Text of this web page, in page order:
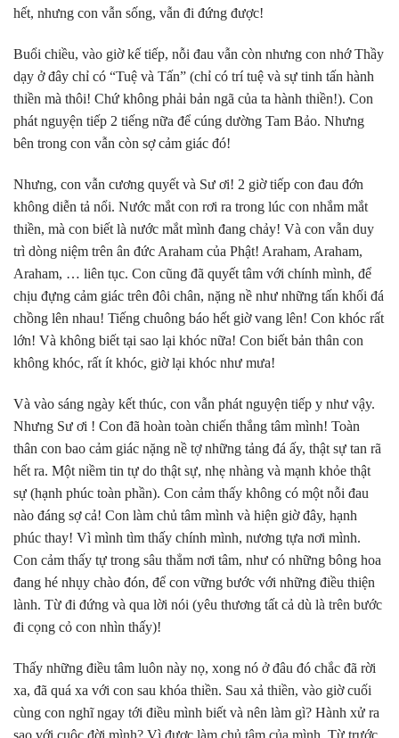
hết, nhưng con vẫn sống, vẫn đi đứng được!
Buổi chiều, vào giờ kế tiếp, nỗi đau vẫn còn nhưng con nhớ Thầy
dạy ở đây chỉ có “Tuệ và Tấn” (chỉ có trí tuệ và sự tinh tấn hành
thiền mà thôi! Chứ không phải bản ngã của ta hành thiền!). Con
phát nguyện tiếp 2 tiếng nữa để cúng dường Tam Bảo. Nhưng
bên trong con vẫn còn sợ cảm giác đó!
Nhưng, con vẫn cương quyết và Sư ơi! 2 giờ tiếp con đau đớn
không diễn tả nổi. Nước mắt con rơi ra trong lúc con nhắm mắt
thiền, mà con biết là nước mắt mình đang chảy! Và con vẫn duy
trì dòng niệm trên ân đức Araham của Phật! Araham, Araham,
Araham, … liên tục. Con cũng đã quyết tâm với chính mình, để
chịu đựng cảm giác trên đôi chân, nặng nề như những tấn khối đá
chồng lên nhau! Tiếng chuông báo hết giờ vang lên! Con khóc rất
lớn! Và không biết tại sao lại khóc nữa! Con biết bản thân con
không khóc, rất ít khóc, giờ lại khóc như mưa!
Và vào sáng ngày kết thúc, con vẫn phát nguyện tiếp y như vậy.
Nhưng Sư ơi ! Con đã hoàn toàn chiến thắng tâm mình! Toàn
thân con bao cảm giác nặng nề tợ những tảng đá ấy, thật sự tan rã
hết ra. Một niềm tin tự do thật sự, nhẹ nhàng và mạnh khỏe thật
sự (hạnh phúc toàn phần). Con cảm thấy không có một nỗi đau
nào đáng sợ cả! Con làm chủ tâm mình và hiện giờ đây, hạnh
phúc thay! Vì mình tìm thấy chính mình, nương tựa nơi mình.
Con cảm thấy tự trong sâu thẳm nơi tâm, như có những bông hoa
đang hé nhụy chào đón, để con vững bước với những điều thiện
lành. Từ đi đứng và qua lời nói (yêu thương tất cả dù là trên bước
đi cọng cỏ con nhìn thấy)!
Thấy những điều tâm luôn này nọ, xong nó ở đâu đó chắc đã rời
xa, đã quá xa với con sau khóa thiền. Sau xả thiền, vào giờ cuối
cùng con nghĩ ngay tới điều mình biết và nên làm gì? Hành xử ra
sao với cuộc đời mình? Vì được làm chủ tâm của mình. Từ trước